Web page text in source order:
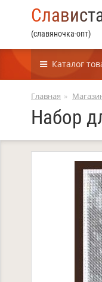
Славист
(славяночка-опт)
Каталог
Главная
Набор